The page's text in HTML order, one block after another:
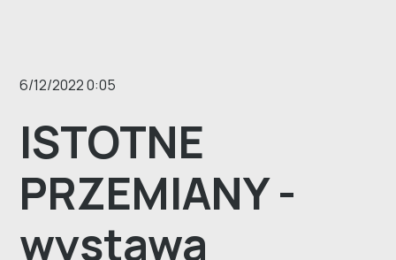
6/12/2022 0:05
ISTOTNE
PRZEMIANY -
wystawa